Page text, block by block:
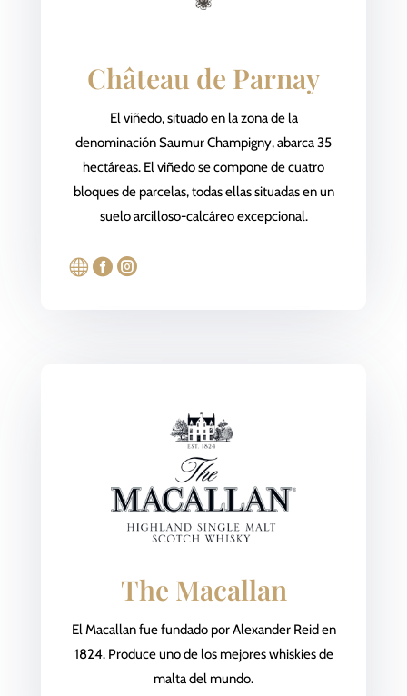
Château de Parnay
El viñedo, situado en la zona de la
denominación Saumur Champigny, abarca 35
hectáreas. El viñedo se compone de cuatro
bloques de parcelas, todas ellas situadas en un
suelo arcilloso-calcáreo excepcional.
  
The Macallan
El Macallan fue fundado por Alexander Reid en
1824. Produce uno de los mejores whiskies de
malta del mundo.